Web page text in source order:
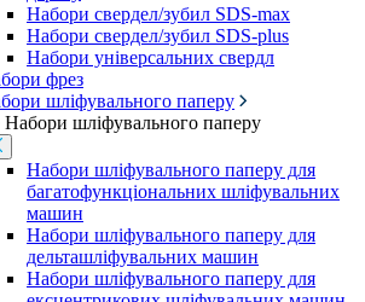
Набори свердел/зубил SDS-max
Набори свердел/зубил SDS-plus
Набори універсальних свердл
фрез
шліфувального паперу
Набори шліфувального паперу
Набори шліфувального паперу для
багатофункціональних шліфувальних
машин
Набори шліфувального паперу для
дельташліфувальних машин
Набори шліфувального паперу для